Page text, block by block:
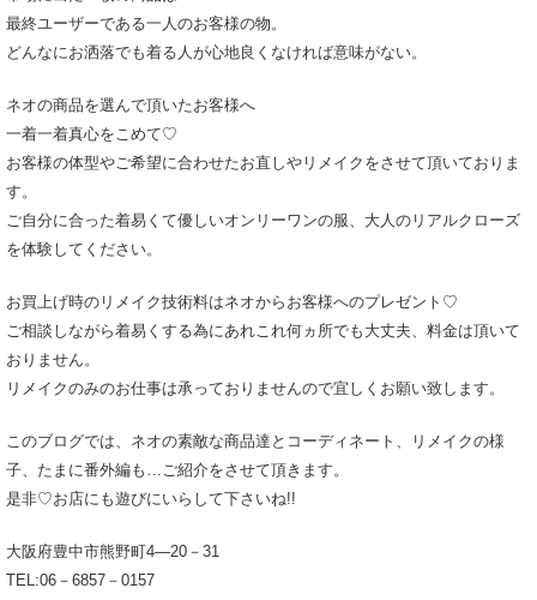
最終ユーザーである一人のお客様の物。
どんなにお洒落でも着る人が心地良くなければ意味がない。
ネオの商品を選んで頂いたお客様へ
一着一着真心をこめて♡
お客様の体型やご希望に合わせたお直しやリメイクをさせて頂いておりま
す。
ご自分に合った着易くて優しいオンリーワンの服、大人のリアルクローズ
を体験してください。
お買上げ時のリメイク技術料はネオからお客様へのプレゼント♡
ご相談しながら着易くする為にあれこれ何ヵ所でも大丈夫、料金は頂いて
おりません。
リメイクのみのお仕事は承っておりませんので宜しくお願い致します。
このブログでは、ネオの素敵な商品達とコーディネート、リメイクの様
子、たまに番外編も…ご紹介をさせて頂きます。
是非♡お店にも遊びにいらして下さいね!!
大阪府豊中市熊野町4―20－31
TEL:06－6857－0157